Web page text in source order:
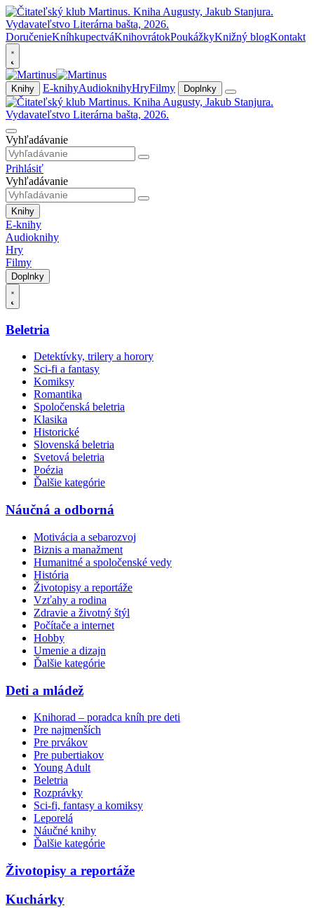
DoručenieKníhkupectváKnihovrátokPoukážkyKnižný blogKontakt
Knihy E-knihyAudioknihyHryFilmy Doplnky
Vyhľadávanie
Prihlásiť
Vyhľadávanie
Knihy
E-knihy
Audioknihy
Hry
Filmy
Doplnky
Beletria
Detektívky, trilery a horory
Sci-fi a fantasy
Komiksy
Romantika
Spoločenská beletria
Klasika
Historické
Slovenská beletria
Svetová beletria
Poézia
Ďalšie kategórie
Náučná a odborná
Motivácia a sebarozvoj
Biznis a manažment
Humanitné a spoločenské vedy
História
Životopisy a reportáže
Vzťahy a rodina
Zdravie a životný štýl
Počítače a internet
Hobby
Umenie a dizajn
Ďalšie kategórie
Deti a mládež
Knihorad – poradca kníh pre deti
Pre najmenších
Pre prvákov
Pre pubertiakov
Young Adult
Beletria
Rozprávky
Sci-fi, fantasy a komiksy
Leporelá
Náučné knihy
Ďalšie kategórie
Životopisy a reportáže
Kuchárky